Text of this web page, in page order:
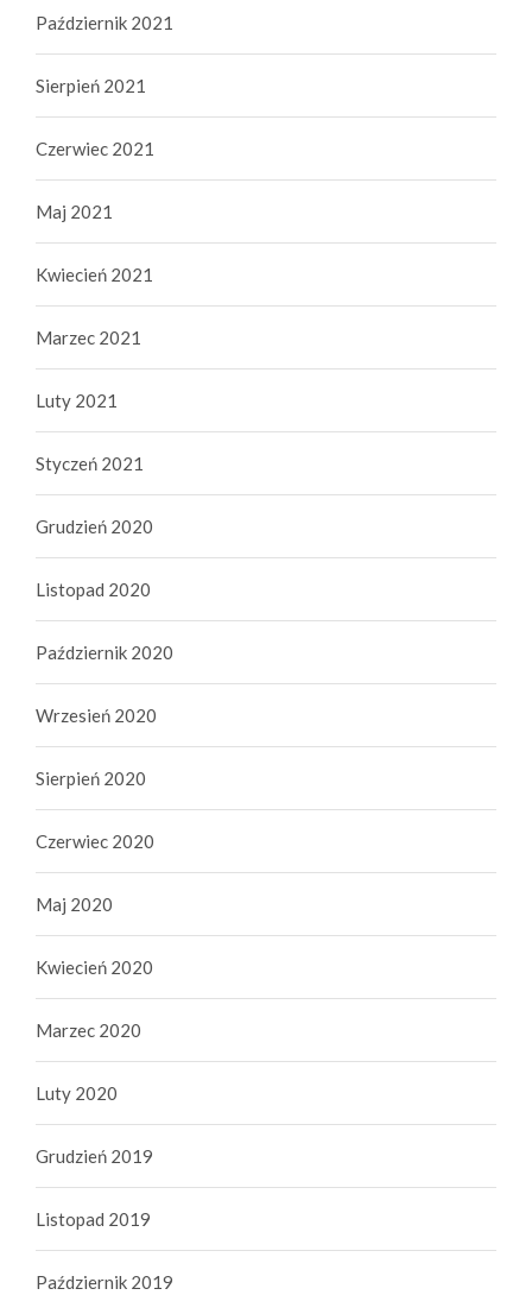
Październik 2021
Sierpień 2021
Czerwiec 2021
Maj 2021
Kwiecień 2021
Marzec 2021
Luty 2021
Styczeń 2021
Grudzień 2020
Listopad 2020
Październik 2020
Wrzesień 2020
Sierpień 2020
Czerwiec 2020
Maj 2020
Kwiecień 2020
Marzec 2020
Luty 2020
Grudzień 2019
Listopad 2019
Październik 2019